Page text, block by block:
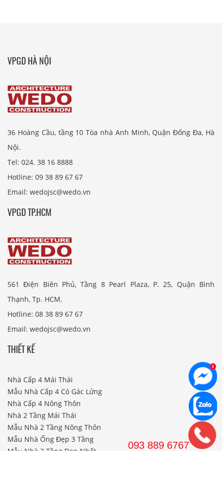
VPGD HÀ NỘI
36 Hoàng Cầu, tầng 10 Tòa nhà Anh Minh, Quận Đống Đa, Hà
Nội.
Tel: 024. 38 16 8888
Hotline: 09 38 89 67 67
Email: wedojsc@wedo.vn
VPGD TP.HCM
561 Điện Biên Phủ, Tầng 8 Pearl Plaza, P. 25, Quận Bình
Thạnh, Tp. HCM.
Hotline: 08 38 89 67 67
Email: wedojsc@wedo.vn
THIẾT KẾ
Nhà Cấp 4 Mái Thái
Mẫu Nhà Cấp 4 Có Gác Lửng
Nhà Cấp 4 Nông Thôn
Nhà 2 Tầng Mái Thái
Mẫu Nhà 2 Tầng Nông Thôn
Mẫu Nhà Ống Đẹp 3 Tầng
Mẫu Nhà 3 Tầng Đẹp Nhất